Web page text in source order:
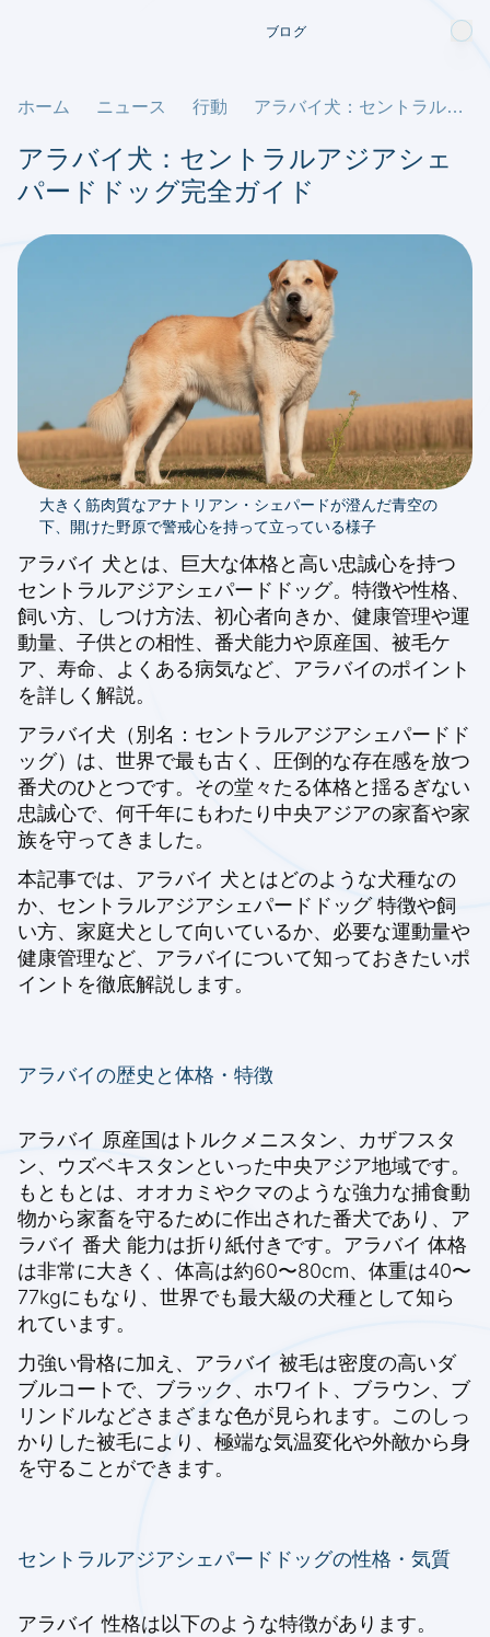
ブログ
ホーム ニュース 行動 アラバイ犬：セントラルアジアシェパードドッグ完全ガイド
アラバイ犬：セントラルアジアシェ
パードドッグ完全ガイド
大きく筋肉質なアナトリアン・シェパードが澄んだ青空の
下、開けた野原で警戒心を持って立っている様子
アラバイ 犬とは、巨大な体格と高い忠誠心を持つ
セントラルアジアシェパードドッグ。特徴や性格、
飼い方、しつけ方法、初心者向きか、健康管理や運
動量、子供との相性、番犬能力や原産国、被毛ケ
ア、寿命、よくある病気など、アラバイのポイント
を詳しく解説。
アラバイ犬（別名：セントラルアジアシェパードド
ッグ）は、世界で最も古く、圧倒的な存在感を放つ
番犬のひとつです。その堂々たる体格と揺るぎない
忠誠心で、何千年にもわたり中央アジアの家畜や家
族を守ってきました。
本記事では、アラバイ 犬とはどのような犬種なの
か、セントラルアジアシェパードドッグ 特徴や飼
い方、家庭犬として向いているか、必要な運動量や
健康管理など、アラバイについて知っておきたいポ
イントを徹底解説します。
アラバイの歴史と体格・特徴
アラバイ 原産国はトルクメニスタン、カザフスタ
ン、ウズベキスタンといった中央アジア地域です。
もともとは、オオカミやクマのような強力な捕食動
物から家畜を守るために作出された番犬であり、ア
ラバイ 番犬 能力は折り紙付きです。アラバイ 体格
は非常に大きく、体高は約60〜80cm、体重は40〜
77kgにもなり、世界でも最大級の犬種として知ら
れています。
力強い骨格に加え、アラバイ 被毛は密度の高いダ
ブルコートで、ブラック、ホワイト、ブラウン、ブ
リンドルなどさまざまな色が見られます。このしっ
かりした被毛により、極端な気温変化や外敵から身
を守ることができます。
セントラルアジアシェパードドッグの性格・気質
アラバイ 性格は以下のような特徴があります。